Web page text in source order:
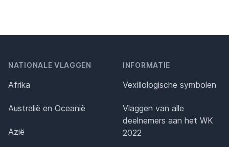
NATIONALE VLAGGEN
Afrika
Australië en Oceanië
Azië
INFORMATIE
Vexillologische symbolen
Vlaggen van alle
deelnemers aan het WK
2022